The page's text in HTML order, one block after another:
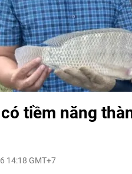
tiềm năng
14:18 GMT+7